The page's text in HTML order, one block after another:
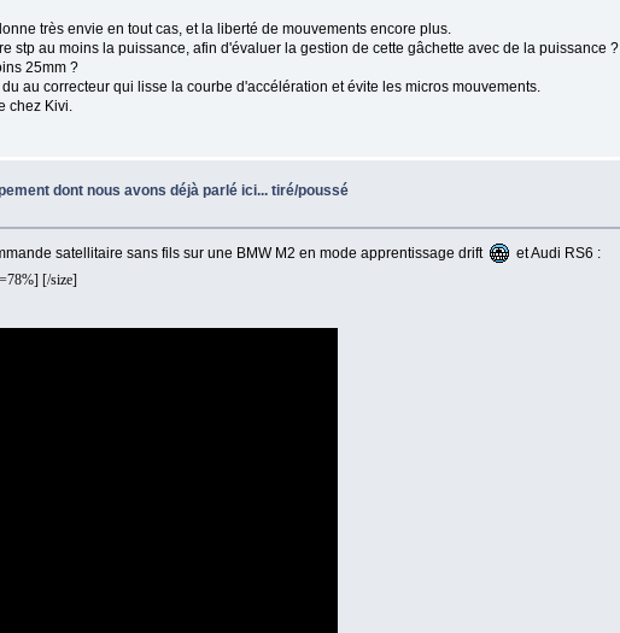
très envie en tout cas, et la liberté de mouvements encore plus.
stp au moins la puissance, afin d'évaluer la gestion de cette gâchette avec de la puissance ?
25mm ?
au correcteur qui lisse la courbe d'accélération et évite les micros mouvements.
chez Kivi.
dont nous avons déjà parlé ici... tiré/poussé
satellitaire sans fils sur une BMW M2 en mode apprentissage drift
et Audi RS6 :
[/size]